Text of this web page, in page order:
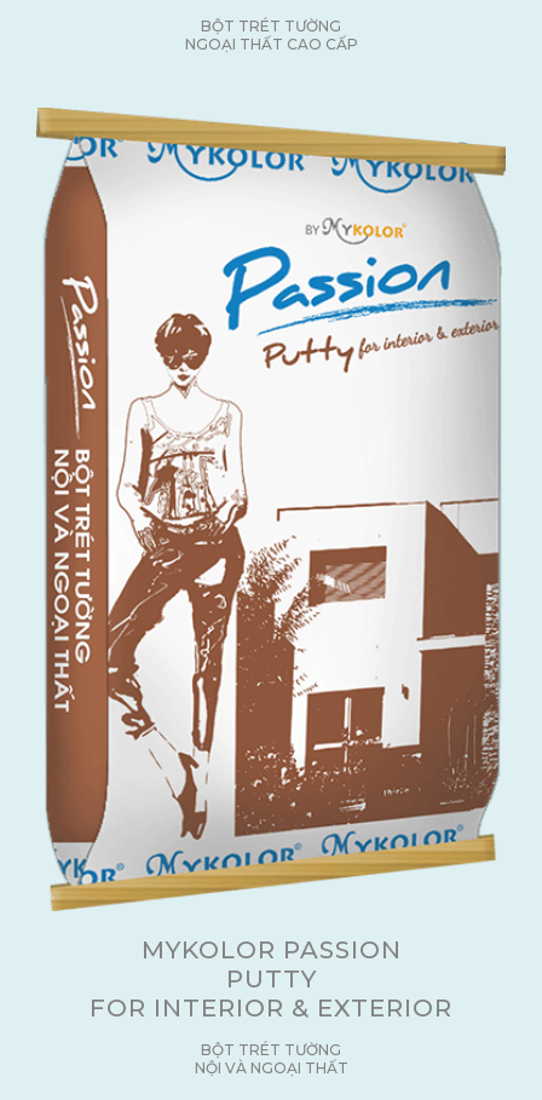
BỘT TRÉT TƯỜNG
NGOẠI THẤT CAO CẤP
MYKOLOR PASSION
PUTTY
FOR INTERIOR & EXTERIOR
BỘT TRÉT TƯỜNG
NỘI VÀ NGOẠI THẤT